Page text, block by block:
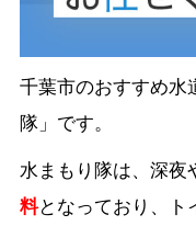
千葉市のおすすめ水
隊」です。
水まもり隊は、深夜
料となっており、ト